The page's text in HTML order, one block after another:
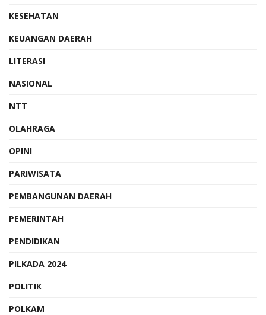
KESEHATAN
KEUANGAN DAERAH
LITERASI
NASIONAL
NTT
OLAHRAGA
OPINI
PARIWISATA
PEMBANGUNAN DAERAH
PEMERINTAH
PENDIDIKAN
PILKADA 2024
POLITIK
POLKAM